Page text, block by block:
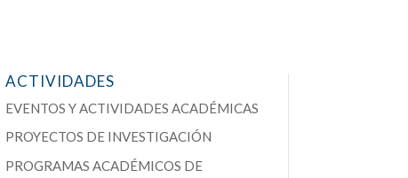
ACTIVIDADES
EVENTOS Y ACTIVIDADES ACADÉMICAS
PROYECTOS DE INVESTIGACIÓN
PROGRAMAS ACADÉMICOS DE